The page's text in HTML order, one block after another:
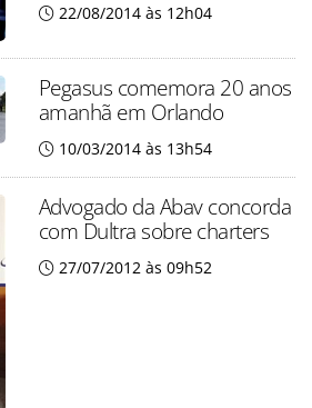
22/08/2014 às 12h04
Pegasus comemora 20 anos
amanhã em Orlando
10/03/2014 às 13h54
Advogado da Abav concorda
com Dultra sobre charters
27/07/2012 às 09h52